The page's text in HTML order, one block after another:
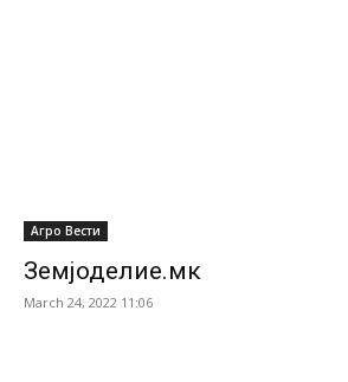
Агро Вести
Земјоделие.мк
March 24, 2022 11:06